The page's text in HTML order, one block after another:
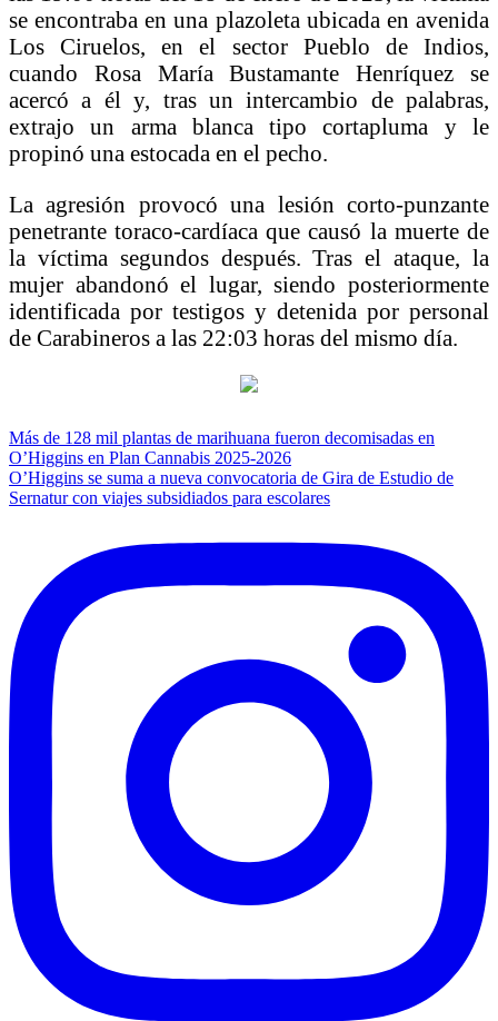
se encontraba en una plazoleta ubicada en avenida
Los Ciruelos, en el sector Pueblo de Indios,
cuando Rosa María Bustamante Henríquez se
acercó a él y, tras un intercambio de palabras,
extrajo un arma blanca tipo cortapluma y le
propinó una estocada en el pecho.
La agresión provocó una lesión corto-punzante
penetrante toraco-cardíaca que causó la muerte de
la víctima segundos después. Tras el ataque, la
mujer abandonó el lugar, siendo posteriormente
identificada por testigos y detenida por personal
de Carabineros a las 22:03 horas del mismo día.
Navegación
de
entradas
Más de 128 mil plantas de marihuana fueron decomisadas en
O’Higgins en Plan Cannabis 2025-2026
O’Higgins se suma a nueva convocatoria de Gira de Estudio de
Sernatur con viajes subsidiados para escolares